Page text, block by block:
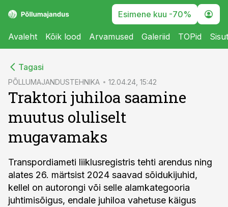
Esimene kuu -70%
Avaleht Kõik lood Arvamused Galeriid TOPid
Tagasi
PÕLLUMAJANDUSTEHNIKA 12.04.24, 15:42
Traktori juhiloa saamine
muutus oluliselt
mugavamaks
Transpordiameti liiklusregistris tehti arendus ning
alates 26. märtsist 2024 saavad sõidukijuhid,
kellel on autorongi või selle alamkategooria
juhtimisõigus, endale juhiloa vahetuse käigus